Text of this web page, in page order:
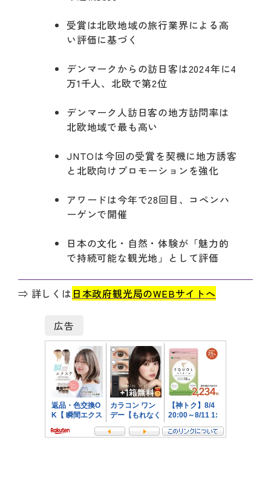
受賞は北欧地域の旅行業界による高
い評価に基づく
デンマークからの訪日客は2024年に4
万1千人、北欧で第2位
デンマーク人訪日客の地方訪問率は
北欧地域で最も高い
JNTOは今回の受賞を契機に地方誘客
と北欧向けプロモーションを強化
アワードは今年で28回目、コペンハ
ーゲンで開催
日本の文化・自然・体験が「魅力的
で持続可能な観光地」として評価
⇒ 詳しくは 日本政府観光局のWEBサイトへ
広告